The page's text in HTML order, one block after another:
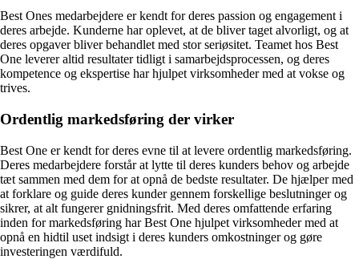
Best Ones medarbejdere er kendt for deres passion og engagement i
deres arbejde. Kunderne har oplevet, at de bliver taget alvorligt, og at
deres opgaver bliver behandlet med stor seriøsitet. Teamet hos Best
One leverer altid resultater tidligt i samarbejdsprocessen, og deres
kompetence og ekspertise har hjulpet virksomheder med at vokse og
trives.
Ordentlig markedsføring der virker
Best One er kendt for deres evne til at levere ordentlig markedsføring.
Deres medarbejdere forstår at lytte til deres kunders behov og arbejde
tæt sammen med dem for at opnå de bedste resultater. De hjælper med
at forklare og guide deres kunder gennem forskellige beslutninger og
sikrer, at alt fungerer gnidningsfrit. Med deres omfattende erfaring
inden for markedsføring har Best One hjulpet virksomheder med at
opnå en hidtil uset indsigt i deres kunders omkostninger og gøre
investeringen værdifuld.